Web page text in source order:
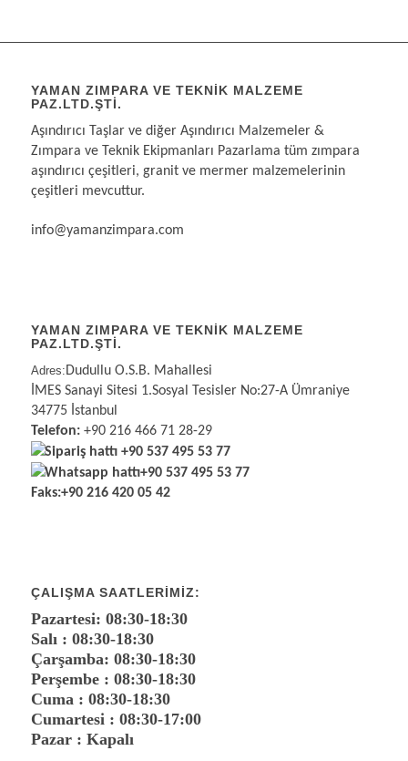
YAMAN ZIMPARA VE TEKNIK MALZEME
PAZ.LTD.ŞTI.
Aşındırıcı Taşlar ve diğer Aşındırıcı Malzemeler &
Zımpara ve Teknik Ekipmanları Pazarlama tüm zımpara
aşındırıcı çeşitleri, granit ve mermer malzemelerinin
çeşitleri mevcuttur.
info@yamanzimpara.com
YAMAN ZIMPARA VE TEKNİK MALZEME
PAZ.LTD.ŞTİ.
Adres: Dudullu O.S.B. Mahallesi
İMES Sanayi Sitesi 1.Sosyal Tesisler No:27-A Ümraniye
34775 İstanbul
Telefon:+90 216 466 71 28-29
Sipariş hattı +90 537 495 53 77
Whatsapp hattı+90 537 495 53 77
Faks:+90 216 420 05 42
ÇALIŞMA SAATLERIMIZ:
Pazartesi: 08:30-18:30
Salı : 08:30-18:30
Çarşamba: 08:30-18:30
Perşembe : 08:30-18:30
Cuma : 08:30-18:30
Cumartesi : 08:30-17:00
Pazar : Kapalı